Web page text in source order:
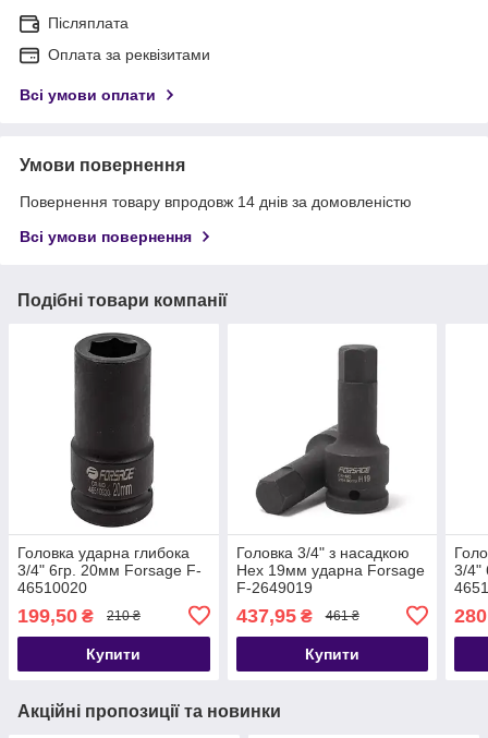
Післяплата
Оплата за реквізитами
Всі умови оплати
Умови повернення
Повернення товару впродовж 14 днів за домовленістю
Всі умови повернення
Подібні товари компанії
Головка ударна глибока
3/4" 6гр. 20мм Forsage F-
46510020
199,50 ₴ 210 ₴
Купити
Головка 3/4" з насадкою
Hex 19мм ударна Forsage
F-2649019
437,95₴ 461 ₴
Купити
3/4"
Акційні пропозиції та новинки